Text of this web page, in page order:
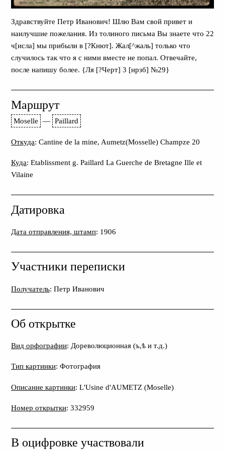
Здравствуйте Петр Иванович! Шлю Вам свой привет и
наилучшие пожелания. Из толиного письма Вы знаете что 22
ч[исла] мы прибыли в [?Кнют]. Жал[^жаль] только что
случилось так что я с ними вместе не попал. Отвечайте,
после напишу более. {Ля [?Черт] 3 [нрзб] №29}
Маршрут
Moselle — Paillard
Откуда: Cantine de la mine, Aumetz(Mosselle) Champze 20
Куда: Etablissment g. Paillard La Guerche de Bretagne Ille et
Vilaine
Датировка
Дата отправления, штамп: 1906
Участники переписки
Получатель: Петр Иванович
Об открытке
Вид орфографии: Дореволюционная (ъ,ѣ и т.д.)
Тип картинки: Фотография
Описание картинки: L'Usine d'AUMETZ (Moselle)
Номер открытки: 332959
В оцифровке участвовали